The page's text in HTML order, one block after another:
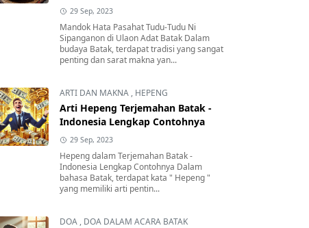
29 Sep, 2023
Mandok Hata Pasahat Tudu-Tudu Ni
Sipanganon di Ulaon Adat Batak Dalam
budaya Batak, terdapat tradisi yang sangat
penting dan sarat makna yan...
ARTI DAN MAKNA , HEPENG
Arti Hepeng Terjemahan Batak -
Indonesia Lengkap Contohnya
29 Sep, 2023
Hepeng dalam Terjemahan Batak -
Indonesia Lengkap Contohnya Dalam
bahasa Batak, terdapat kata " Hepeng "
yang memiliki arti pentin...
DOA , DOA DALAM ACARA BATAK